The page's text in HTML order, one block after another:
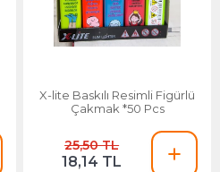
X-lite Baskılı Resimli Figürlü
Çakmak *50 Pcs
25,50 TL
18,14 TL